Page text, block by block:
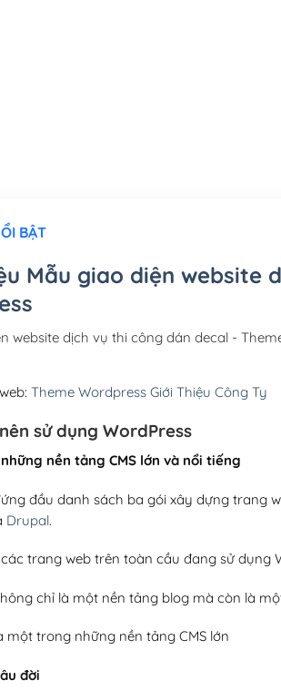
BẬT
Mẫu giao diện website
website dịch vụ thi công dán decal -
Theme Wordpress Giới Thiệu Công Ty
sử dụng WordPress
nền tảng CMS lớn và nổi tiếng
đầu danh sách ba gói xây dựng trang
Drupal.
trang web trên toàn cầu đang sử dụng
chỉ là một nền tảng blog mà còn là
một trong những nền tảng CMS lớn
đời